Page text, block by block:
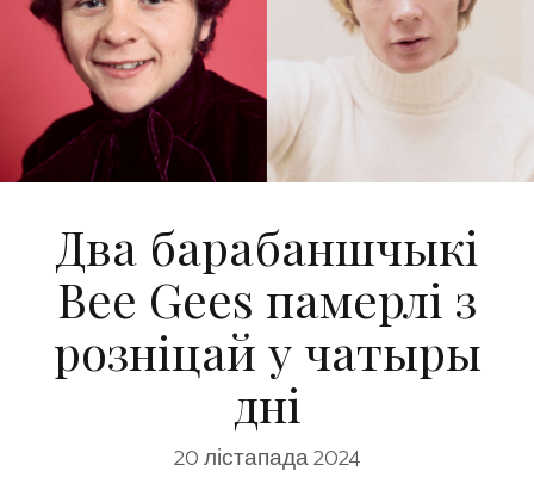
Два барабаншчыкі
Bee Gees памерлі з
розніцай у чатыры
дні
20 лістапада 2024